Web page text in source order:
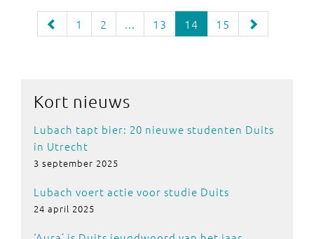
1 2 ... 13 14 15
Kort nieuws
Lubach tapt bier: 20 nieuwe studenten Duits
in Utrecht
3 september 2025
Lubach voert actie voor studie Duits
24 april 2025